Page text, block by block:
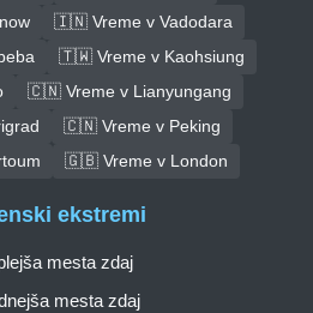
🇮🇳 Vreme v Vadodara
🇹🇼 Vreme v Kaohsiung
🇨🇳 Vreme v Lianyungang
🇨🇳 Vreme v Peking
🇬🇧 Vreme v London
ekstremi
mesta zdaj
mesta zdaj